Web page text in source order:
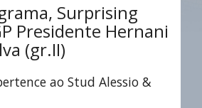
Surprising
Presidente Hernani
(gr.II)
ao Stud Alessio &